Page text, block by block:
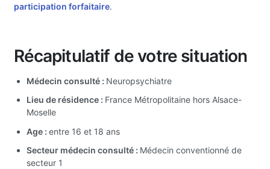
participation forfaitaire.
Récapitulatif de votre situation
Médecin consulté : Neuropsychiatre
Lieu de résidence : France Métropolitaine hors Alsace-
Moselle
Age : entre 16 et 18 ans
Secteur médecin consulté : Médecin conventionné de
secteur 1